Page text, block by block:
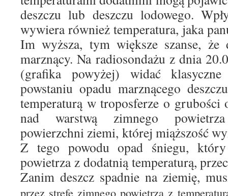
deszczu lub deszczu lodowego.
wywiera również temperatura, jaka
Im wyższa, tym większe szanse,
marznący. Na radiosondażu z dnia
(grafika powyżej) widać
powstaniu opadu marznącego
temperaturą w troposferze o grubości
nad warstwą zimnego
powierzchni ziemi, której miąższość
Z tego powodu opad śniegu,
powietrza z dodatnią temperaturą,
Zanim deszcz spadnie na ziemię,
przez strefę zimnego powietrza z